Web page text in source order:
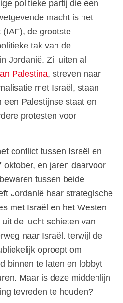
politieke partij die een
macht is het
(IAF), de grootste
tak van de
Jordanië. Zij uiten al
Palestina, streven naar
met Israël, staan
een Palestijnse staat en
protesten voor
conflict tussen Israël en
oktober, en jaren daarvoor
tussen beide
Jordanië haar strategische
met Israël en het Westen
de lucht schieten van
naar Israël, terwijl de
oproept om
binnen te laten en lobbyt
Maar is deze middenlijn
tevreden te houden?